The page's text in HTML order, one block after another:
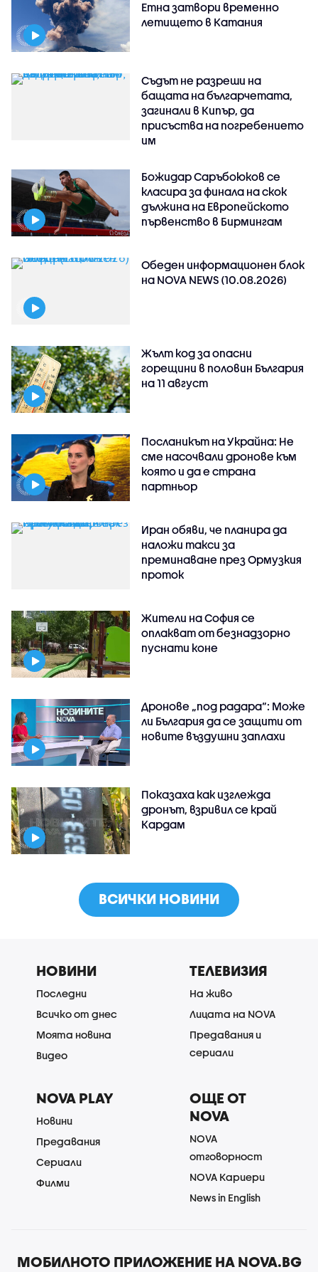
Етна затвори временно
летището в Катания
Съдът не разреши на
бащата на българчетата,
загинали в Кипър, да
присъства на погребението
им
Божидар Саръбоюков се
класира за финала на скок
дължина на Европейското
първенство в Бирмингам
Обеден информационен блок
на NOVA NEWS (10.08.2026)
Жълт код за опасни
горещини в половин България
на 11 август
Посланикът на Украйна: Не
сме насочвали дронове към
която и да е страна
партньор
Иран обяви, че планира да
наложи такси за
преминаване през Ормузкия
проток
Жители на София се
оплакват от безнадзорно
пуснати коне
Дронове „под радара“: Може
ли България да се защити от
новите въздушни заплахи
Показаха как изглежда
дронът, взривил се край
Кардам
ВСИЧКИ НОВИНИ
НОВИНИ
Последни
Всичко от днес
Моята новина
Видео
ТЕЛЕВИЗИЯ
На живо
Лицата на NOVA
Предавания и
сериали
NOVA PLAY
Новини
Предавания
Сериали
Филми
ОЩЕ ОТ
NOVA
NOVA
отговорност
NOVA Кариери
News in English
МОБИЛНОТО ПРИЛОЖЕНИЕ НА NOVA.BG